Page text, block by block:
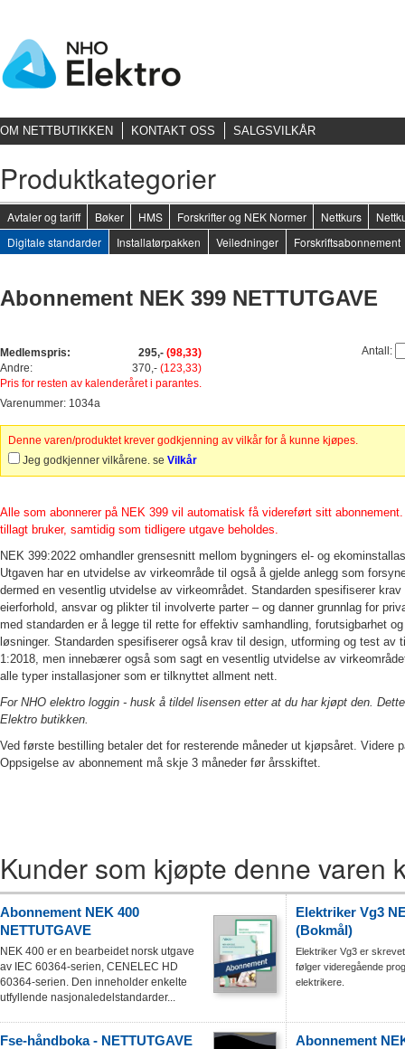
OM NETTBUTIKKEN KONTAKT OSS SALGSVILKÅR
Produktkategorier
Avtaler og tariff Bøker HMS Forskrifter og NEK Normer Nettkurs
Digitale standarder
Installatørpakken Veiledninger Forskriftsabonnement
Abonnement NEK 399 NETTUTGAVE
Medlemspris: 295,- (98,33)
Andre:
370,- (123,33)
Pris for resten av kalenderåret i parantes.
Antall:
Varenummer: 1034a
Denne varen/produktet krever godkjenning av vilkår for å kunne kjøpes.
Jeg godkjenner vilkårene. se Vilkår
Alle som abonnerer på NEK 399 vil automatisk få videreført sitt
tillagt bruker, samtidig som tidligere utgave beholdes.
NEK 399:2022 omhandler grensesnitt mellom bygningers el- og
Utgaven har en utvidelse av virkeområde til også å gjelde anlegg som
dermed en vesentlig utvidelse av virkeområdet. Standarden spesifiserer
eierforhold, ansvar og plikter til involverte parter – og danner grunnlag for
med standarden er å legge til rette for effektiv samhandling, forutsigbarhet
løsninger. Standarden spesifiserer også krav til design, utforming og test av
1:2018, men innebærer også som sagt en vesentlig utvidelse av
alle typer installasjoner som er tilknyttet allment nett.
For NHO elektro loggin - husk å tildel lisensen etter at du har kjøpt den.
Elektro butikken.
Ved første bestilling betaler det for resterende måneder ut kjøpsåret. Videre
Oppsigelse av abonnement må skje 3 måneder før årsskiftet.
Kunder som kjøpte denne varen
Abonnement NEK 400
NETTUTGAVE
NEK 400 er en bearbeidet norsk utgave
av IEC 60364-serien, CENELEC HD
60364-serien. Den inneholder enkelte
utfyllende nasjonaledelstandarder...
Elektriker Vg3
(Bokmål)
Elektriker Vg3 er
følger videregående
elektrikere.
Fse-håndboka - NETTUTGAVE
Abonnement